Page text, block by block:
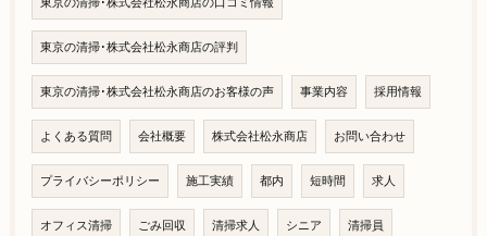
東京の清掃･株式会社松永商店の口コミ情報
東京の清掃･株式会社松永商店の評判
東京の清掃･株式会社松永商店のお客様の声 事業内容 採用情報
よくある質問 会社概要 株式会社松永商店 お問い合わせ
プライバシーポリシー 施工実績 都内 短時間 求人
オフィス清掃 ごみ回収 清掃求人 シニア 清掃員